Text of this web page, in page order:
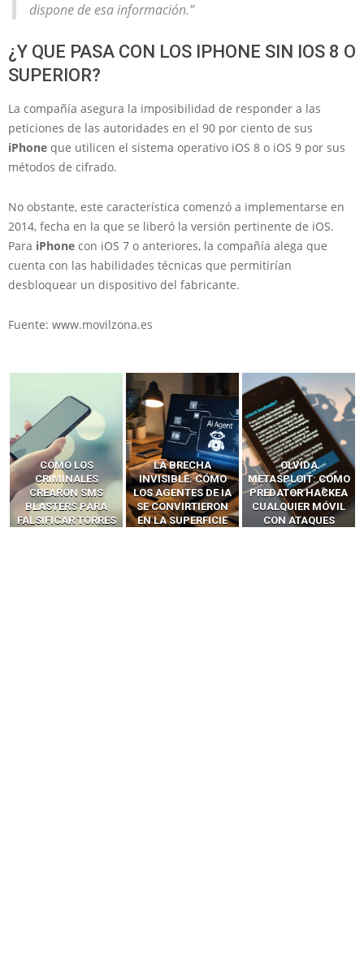
dispone de esa información.”
¿Y QUE PASA CON LOS IPHONE SIN IOS 8 O
SUPERIOR?
La compañía asegura la imposibilidad de responder a las
peticiones de las autoridades en el 90 por ciento de sus
iPhone que utilicen el sistema operativo iOS 8 o iOS 9 por sus
métodos de cifrado.
No obstante, este característica comenzó a implementarse en
2014, fecha en la que se liberó la versión pertinente de iOS.
Para iPhone con iOS 7 o anteriores, la compañía alega que
cuenta con las habilidades técnicas que permitirían
desbloquear un dispositivo del fabricante.
Fuente: www.movilzona.es
LA BRECHA
INVISIBLE: CÓMO
LOS AGENTES DE IA
SE CONVIRTIERON
EN LA SUPERFICIE
OLVIDA
METASPLOIT: CÓMO
PREDATOR HACKEA
CUALQUIER MÓVIL
CON ATAQUES
CÓMO LOS HACKERS
INTERCEPTAN OTPS
Y LLAMADAS
MÓVILES SIN
‘HACKEAR’ — EL